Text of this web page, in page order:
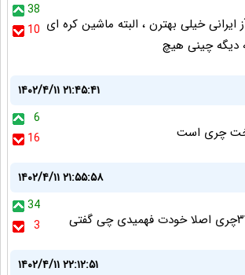
38
10 ایرانی خیلی بهترن ، البته ماشین کره ای
دیگه چینی هیچ
۱۴۰۲/۴/۱۱ ۲۱:۴۵:۴۱
6
16
۱۴۰۲/۴/۱۱ ۲۱:۵۵:۵۸
34
3
۱۴۰۲/۴/۱۱ ۲۲:۱۲:۵۱